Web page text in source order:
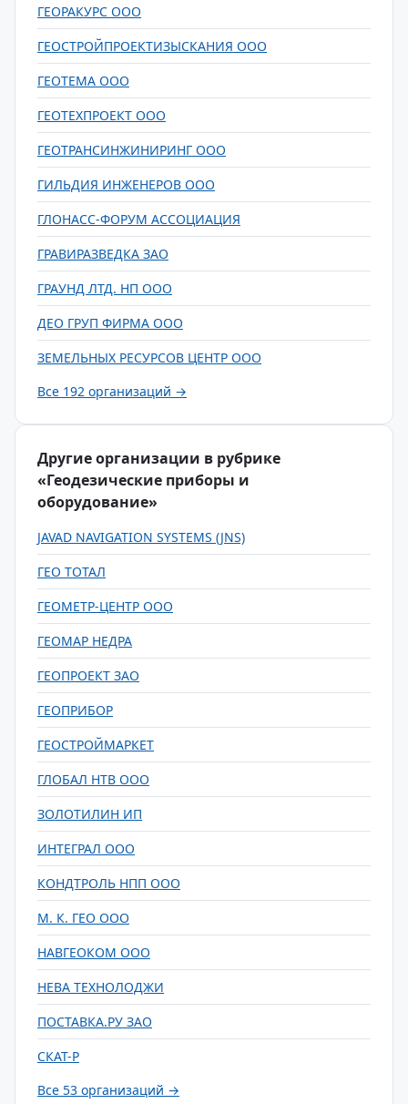
ГЕОРАКУРС ООО
ГЕОСТРОЙПРОЕКТИЗЫСКАНИЯ ООО
ГЕОТЕМА ООО
ГЕОТЕХПРОЕКТ ООО
ГЕОТРАНСИНЖИНИРИНГ ООО
ГИЛЬДИЯ ИНЖЕНЕРОВ ООО
ГЛОНАСС-ФОРУМ АССОЦИАЦИЯ
ГРАВИРАЗВЕДКА ЗАО
ГРАУНД ЛТД. НП ООО
ДЕО ГРУП ФИРМА ООО
ЗЕМЕЛЬНЫХ РЕСУРСОВ ЦЕНТР ООО
Все 192 организаций →
Другие организации в рубрике
«Геодезические приборы и
оборудование»
JAVAD NAVIGATION SYSTEMS (JNS)
ГЕО ТОТАЛ
ГЕОМЕТР-ЦЕНТР ООО
ГЕОМАР НЕДРА
ГЕОПРОЕКТ ЗАО
ГЕОПРИБОР
ГЕОСТРОЙМАРКЕТ
ГЛОБАЛ НТВ ООО
ЗОЛОТИЛИН ИП
ИНТЕГРАЛ ООО
КОНДТРОЛЬ НПП ООО
М. К. ГЕО ООО
НАВГЕОКОМ ООО
НЕВА ТЕХНОЛОДЖИ
ПОСТАВКА.РУ ЗАО
СКАТ-Р
Все 53 организаций →